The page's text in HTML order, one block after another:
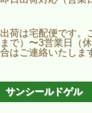
出荷は宅配便です。
まで）〜3営業日（
合はご連絡いたしま
サンシールドゲル